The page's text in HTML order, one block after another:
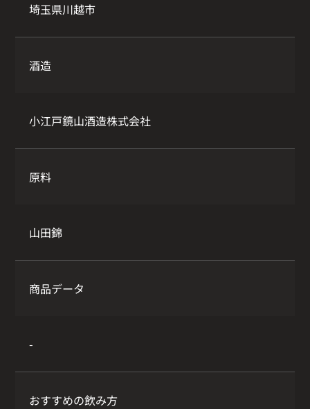
埼玉県川越市
酒造
小江戸鏡山酒造株式会社
原料
山田錦
商品データ
-
おすすめの飲み方